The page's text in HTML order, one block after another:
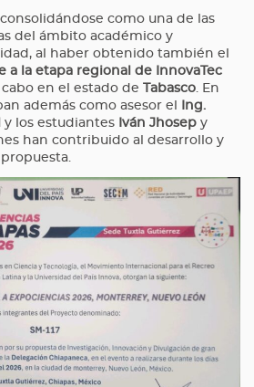
como una de las
del ámbito académico y
al haber obtenido también el
a la etapa regional de InnovaTec
cabo en el estado de Tabasco. En
además como asesor el
Ing.
y los estudiantes Iván Jhosep y
han contribuido al desarrollo y